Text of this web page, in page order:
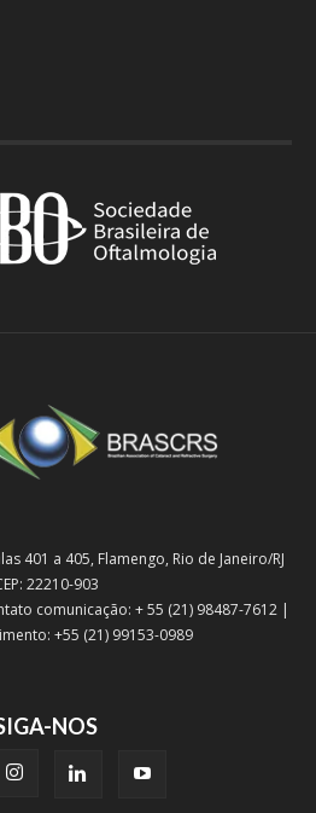
401 a 405, Flamengo, Rio de Janeiro/RJ
22210-903
comunicação: + 55 (21) 98487-7612 |
+55 (21) 99153-0989
NOS